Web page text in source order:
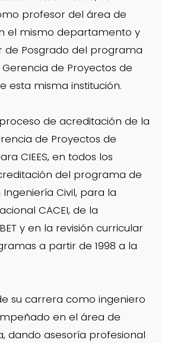
profesor del área de
el mismo departamento y
de Posgrado del programa
de Proyectos de
esta misma institución.
de acreditación de la
de Proyectos de
CIEES, en todos los
del programa de
Civil, para la
CACEI, de la
y en la revisión curricular
a partir de 1998 a la
su carrera como ingeniero
en el área de
dando asesoría profesional